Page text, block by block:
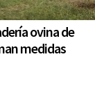
ovina de
medidas